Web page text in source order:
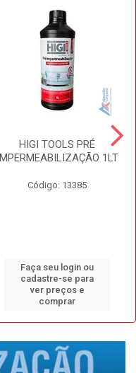
HIGI TOOLS PRÉ
IMPERMEABILIZAÇÃO 1LT
Código: 13385
Faça seu login ou
cadastre-se para
ver preços e
comprar